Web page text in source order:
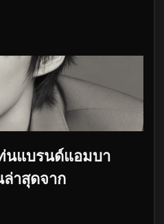
นแบรนด์แอมบา
ล่าสุดจาก